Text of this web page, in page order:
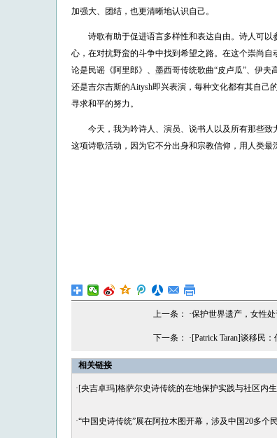
加强大、团结，也更清晰地认识自己。
诗歌有助于促进语言多样性和表达自由。诗人可以
心，在对抗野蛮的斗争中找到希望之路。在这个崇尚
论是民谣《阿里郎》、墨西哥传统歌曲“皮卢瓜”、伊夫
还是吉尔吉斯的Aitysh即兴表演，每种文化都有其自己
寻求和平的努力。
今天，我为吟诗人、演员、说书人以及所有那些致
这项诗歌活动，因为它不分出身和宗教信仰，用人类最
上一条： ·保护世界遗产，女性
下一条： ·[Patrick Taran]谈移民
相关链接
·[央吉卓玛]格萨尔史诗传统的在地保护实践与社区内
·“中国史诗传统”展在阿拉木图开幕，涉及中国20多个